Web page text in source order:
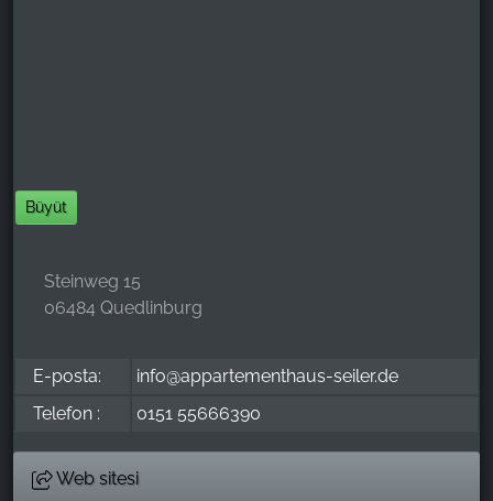
Büyüt
Steinweg 15
06484 Quedlinburg
E-posta:
info@appartementhaus-seiler.de
Telefon :
0151 55666390
Web sitesi
24 saat - 2 yıl